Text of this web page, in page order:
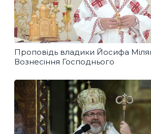
Проповідь владики Йосифа
Вознесіння Господнього